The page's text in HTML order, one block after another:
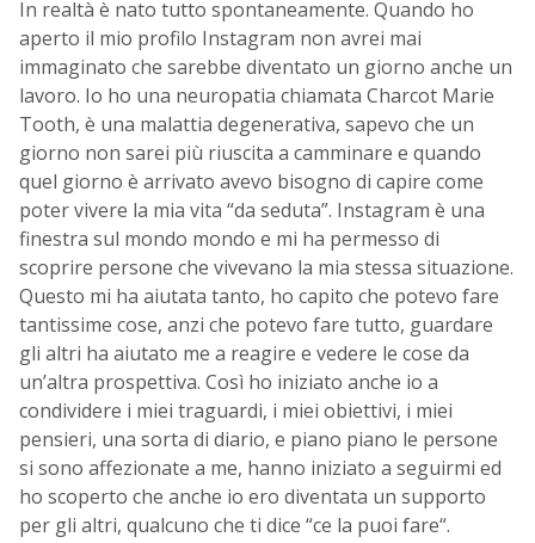
In realtà è nato tutto spontaneamente. Quando ho
aperto il mio profilo Instagram non avrei mai
immaginato che sarebbe diventato un giorno anche un
lavoro. Io ho una neuropatia chiamata Charcot Marie
Tooth, è una malattia degenerativa, sapevo che un
giorno non sarei più riuscita a camminare e quando
quel giorno è arrivato avevo bisogno di capire come
poter vivere la mia vita “da seduta”. Instagram è una
finestra sul mondo mondo e mi ha permesso di
scoprire persone che vivevano la mia stessa situazione.
Questo mi ha aiutata tanto, ho capito che potevo fare
tantissime cose, anzi che potevo fare tutto, guardare
gli altri ha aiutato me a reagire e vedere le cose da
un’altra prospettiva. Così ho iniziato anche io a
condividere i miei traguardi, i miei obiettivi, i miei
pensieri, una sorta di diario, e piano piano le persone
si sono affezionate a me, hanno iniziato a seguirmi ed
ho scoperto che anche io ero diventata un supporto
per gli altri, qualcuno che ti dice “ce la puoi fare“.